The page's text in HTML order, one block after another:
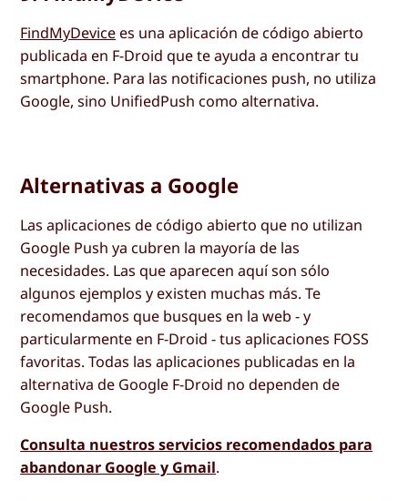
FindMyDevice es una aplicación de código abierto
publicada en F-Droid que te ayuda a encontrar tu
smartphone. Para las notificaciones push, no utiliza
Google, sino UnifiedPush como alternativa.
Alternativas a Google
Las aplicaciones de código abierto que no utilizan
Google Push ya cubren la mayoría de las
necesidades. Las que aparecen aquí son sólo
algunos ejemplos y existen muchas más. Te
recomendamos que busques en la web - y
particularmente en F-Droid - tus aplicaciones FOSS
favoritas. Todas las aplicaciones publicadas en la
alternativa de Google F-Droid no dependen de
Google Push.
Consulta nuestros servicios recomendados para
abandonar Google y Gmail.